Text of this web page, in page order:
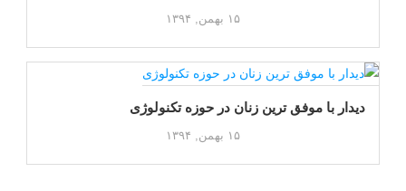
۱۵ بهمن, ۱۳۹۴
دیدار با موفق ترین زنان در حوزه تکنولوژی
۱۵ بهمن, ۱۳۹۴